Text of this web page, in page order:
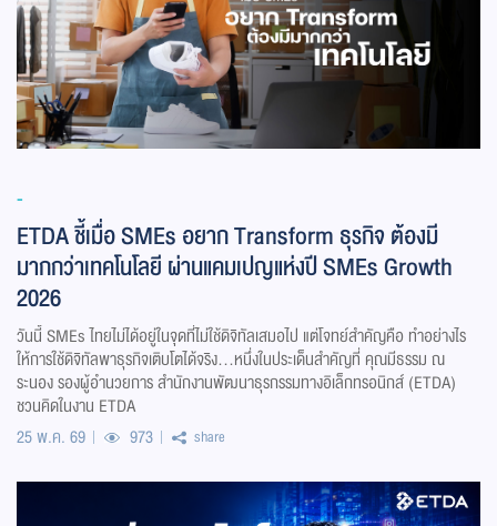
-
ETDA ชี้เมื่อ SMEs อยาก Transform ธุรกิจ ต้องมี
มากกว่าเทคโนโลยี ผ่านแคมเปญแห่งปี SMEs Growth
2026
วันนี้ SMEs ไทยไม่ได้อยู่ในจุดที่ไม่ใช้ดิจิทัลเสมอไป แต่โจทย์สำคัญคือ ทำอย่างไร
ให้การใช้ดิจิทัลพาธุรกิจเติบโตได้จริง...หนึ่งในประเด็นสำคัญที่ คุณมีธรรม ณ
ระนอง รองผู้อำนวยการ สำนักงานพัฒนาธุรกรรมทางอิเล็กทรอนิกส์ (ETDA)
ชวนคิดในงาน ETDA
25 พ.ค. 69
973 share